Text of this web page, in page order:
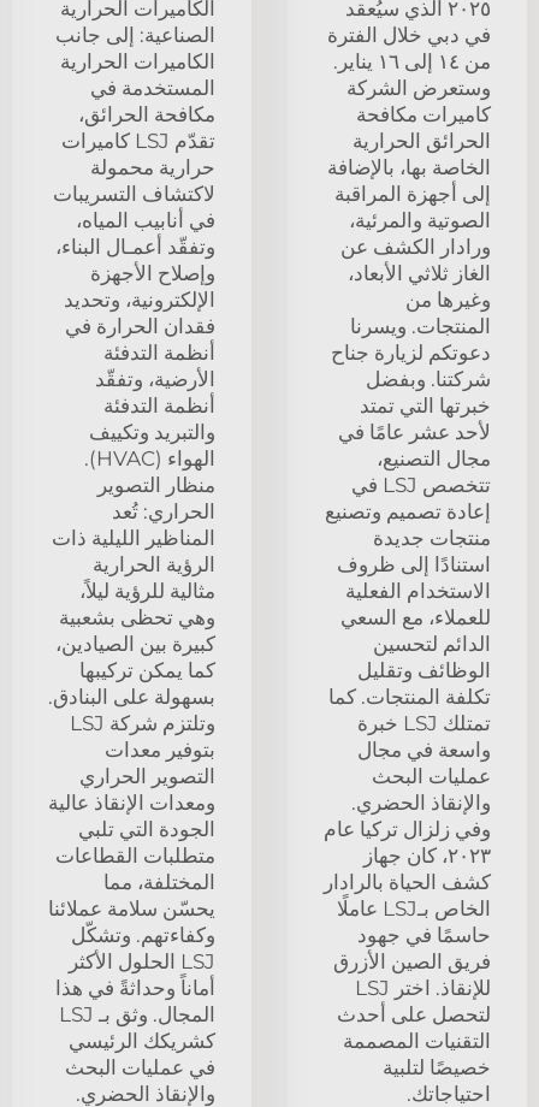
٢٠٢٥ الذي سيُعقد
في دبي خلال الفترة
من ١٤ إلى ١٦ يناير.
وستعرض الشركة
كاميرات مكافحة
الحرائق الحرارية
الخاصة بها، بالإضافة
إلى أجهزة المراقبة
الصوتية والمرئية،
ورادار الكشف عن
الغاز ثلاثي الأبعاد،
وغيرها من
المنتجات. ويسرنا
دعوتكم لزيارة جناح
شركتنا. وبفضل
خبرتها التي تمتد
لأحد عشر عامًا في
مجال التصنيع،
تتخصص LSJ في
إعادة تصميم وتصنيع
منتجات جديدة
استنادًا إلى ظروف
الاستخدام الفعلية
للعملاء، مع السعي
الدائم لتحسين
الوظائف وتقليل
تكلفة المنتجات. كما
تمتلك LSJ خبرة
واسعة في مجال
عمليات البحث
والإنقاذ الحضري.
وفي زلزال تركيا عام
٢٠٢٣، كان جهاز
كشف الحياة بالرادار
الخاص بـLSJ عاملًا
حاسمًا في جهود
فريق الصين الأزرق
للإنقاذ. اختر LSJ
لتحصل على أحدث
التقنيات المصممة
خصيصًا لتلبية
احتياجاتك.
الكاميرات الحرارية
الصناعية: إلى جانب
الكاميرات الحرارية
المستخدمة في
مكافحة الحرائق،
تقدّم LSJ كاميرات
حرارية محمولة
لاكتشاف التسريبات
في أنابيب المياه،
وتفقّد أعمـال البناء،
وإصلاح الأجهزة
الإلكترونية، وتحديد
فقدان الحرارة في
أنظمة التدفئة
الأرضية، وتفقّد
أنظمة التدفئة
والتبريد وتكييف
الهواء (HVAC).
منظار التصوير
الحراري: تُعد
المناظير الليلية ذات
الرؤية الحرارية
مثالية للرؤية ليلاً،
وهي تحظى بشعبية
كبيرة بين الصيادين،
كما يمكن تركيبها
بسهولة على البنادق.
وتلتزم شركة LSJ
بتوفير معدات
التصوير الحراري
ومعدات الإنقاذ عالية
الجودة التي تلبي
متطلبات القطاعات
المختلفة، مما
يحسّن سلامة عملائنا
وكفاءتهم. وتشكّل
LSJ الحلول الأكثر
أماناً وحداثةً في هذا
المجال. وثق بـ LSJ
كشريكك الرئيسي
في عمليات البحث
والإنقاذ الحضري.